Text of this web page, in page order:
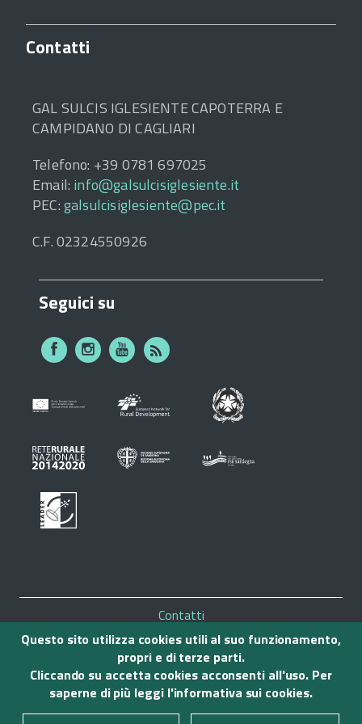
Contatti
GAL SULCIS IGLESIENTE CAPOTERRA E
CAMPIDANO DI CAGLIARI
Telefono: +39 0781 697025
Email: info@galsulcisiglesiente.it
PEC:galsulcisiglesiente@pec.it
C.F. 02324550926
Seguici su
Piè
di
pagina
Contatti
Mappa del sito
Note legali
Privacy
Accessibilità
Credits
Questo sito utilizza cookies utili al suo funzionamento,
propri e di terze parti.
Cliccando su accetta cookies acconsenti all'uso. Per
saperne di più leggi l'informativa sui cookies.